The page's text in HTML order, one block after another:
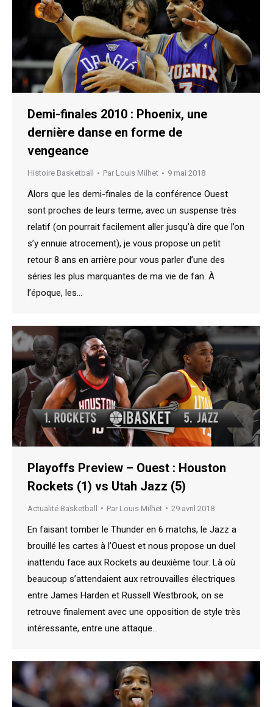
Demi-finales 2010 : Phoenix, une
dernière danse en forme de
vengeance
Histoire Basketball Par Louis Milhet 9 mai 2018
Alors que les demi-finales de la conférence Ouest
sont proches de leurs terme, avec un suspense très
relatif (on pourrait facilement aller jusqu’à dire que l’on
s’y ennuie atrocement), je vous propose un petit
retour 8 ans en arrière pour vous parler d’une des
séries les plus marquantes de ma vie de fan. À
l’époque, les…
Playoffs Preview – Ouest : Houston
Rockets (1) vs Utah Jazz (5)
Actualité Basketball Par Louis Milhet 29 avril 2018
En faisant tomber le Thunder en 6 matchs, le Jazz a
brouillé les cartes à l’Ouest et nous propose un duel
inattendu face aux Rockets au deuxième tour. Là où
beaucoup s’attendaient aux retrouvailles électriques
entre James Harden et Russell Westbrook, on se
retrouve finalement avec une opposition de style très
intéressante, entre une attaque…